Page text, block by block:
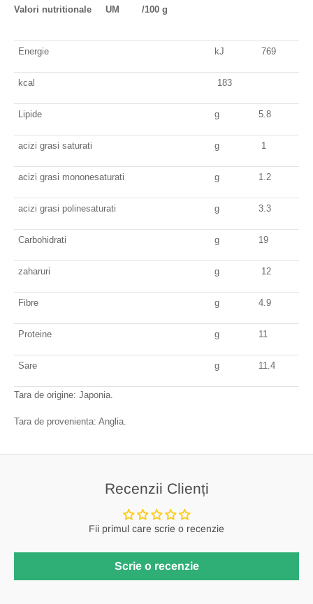
Valori nutritionale UM /100 g
Energie kJ 769
kcal 183
Lipide g 5.8
acizi grasi saturati g 1
acizi grasi mononesaturati g 1.2
acizi grasi polinesaturati g 3.3
Carbohidrati g 19
zaharuri g 12
Fibre g 4.9
Proteine g 11
Sare g 11.4
Tara de origine: Japonia.
Tara de provenienta: Anglia.
Recenzii Clienți
Fii primul care scrie o recenzie
Scrie o recenzie